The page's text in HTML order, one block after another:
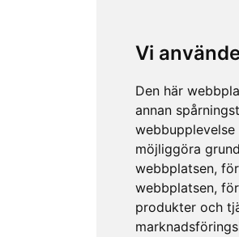
Vi
Den här
annan
möjliggöra
webbplatsen,
webbplatsen,
produkter och